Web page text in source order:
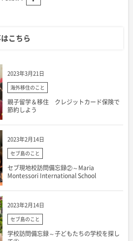
こちら
2023年3月21日
海外移住のこと
親子留学＆移住 クレジットカード保険で
節約しよう
2023年2月14日
セブ島のこと
セブ現地校訪問備忘録②～Maria
Montessori International School
2023年2月14日
セブ島のこと
学校訪問備忘録～子どもたちの学校を探し